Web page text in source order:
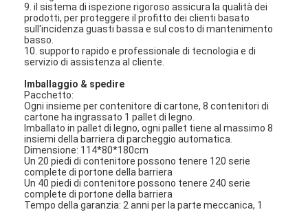
9. il sistema di ispezione rigoroso assicura la qualità dei
prodotti, per proteggere il profitto dei clienti basato
sull'incidenza guasti bassa e sul costo di mantenimento
basso.
10. supporto rapido e professionale di tecnologia e di
servizio di assistenza al cliente.
Imballaggio & spedire
Pacchetto:
Ogni insieme per contenitore di cartone, 8 contenitori di
cartone ha ingrassato 1 pallet di legno.
Imballato in pallet di legno, ogni pallet tiene al massimo 8
insiemi della barriera di parcheggio automatica.
Dimensione: 114*80*180cm
Un 20 piedi di contenitore possono tenere 120 serie
complete di portone della barriera
Un 40 piedi di contenitore possono tenere 240 serie
complete di portone della barriera
Tempo della garanzia: 2 anni per la parte meccanica, 1